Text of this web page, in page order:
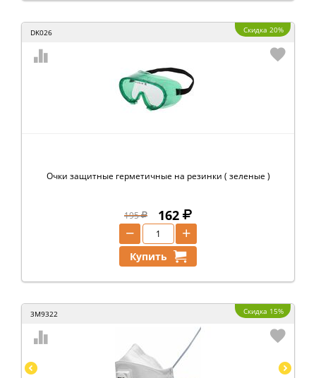
DK026 Скидка 20%
Очки защитные герметичные на резинки ( зеленые )
195 162
+
−
Купить
3M9322 Скидка 15%